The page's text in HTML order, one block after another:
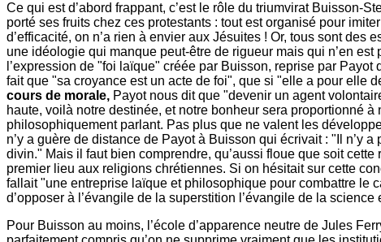
Ce qui est d’abord frappant, c’est le rôle du triumvirat Buisson-
porté ses fruits chez ces protestants : tout est organisé pour
d’efficacité, on n’a rien à envier aux Jésuites ! Or, tous sont
une idéologie qui manque peut-être de rigueur mais qui n’en
l’expression de "foi laïque" créée par Buisson, reprise par
fait que "sa croyance est un acte de foi", que si "elle a pour elle
cours de morale, Payot nous dit que "devenir un agent
haute, voilà notre destinée, et notre bonheur sera proportionné
philosophiquement parlant. Pas plus que ne valent les
n’y a guère de distance de Payot à Buisson qui écrivait : "Il n’y
divin." Mais il faut bien comprendre, qu’aussi floue que soit
premier lieu aux religions chrétiennes. Si on hésitait sur cette
fallait "une entreprise laïque et philosophique pour combattre le
d’opposer à l’évangile de la superstition l’évangile de la
Pour Buisson au moins, l’école d’apparence neutre de Jules